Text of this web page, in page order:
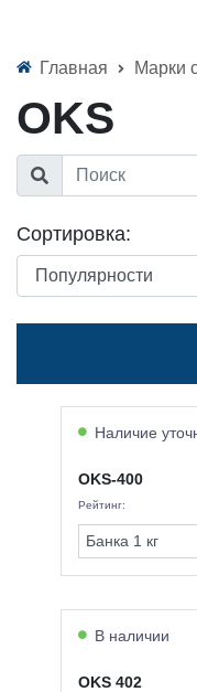
Главная Марки
OKS
Сортировка:
Наличие
OKS-400
Рейтинг:
В наличии
OKS 402